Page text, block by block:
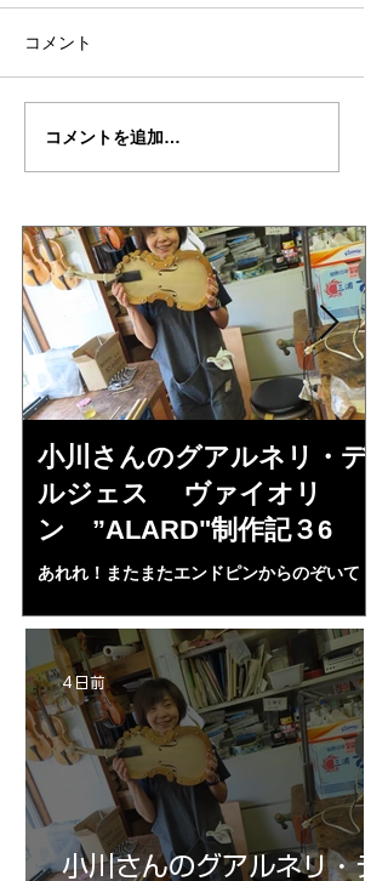
石井さんの”DE・
コメント
コメントを追加…
小川さんのグアルネリ・デ
ルジェス ヴァイオリ
ン ”ALARD"制作記３6
あれれ！またまたエンドピンからのぞいて
ペーパー１００゜で徹底して削る。やっと光
が消えた。にかわで再度閉じる。消えた――
の小川さんの笑顔が満開となる・・。いよい
よ来週からニス塗りか？
小川さんのグアルネリ・デ
4 日前